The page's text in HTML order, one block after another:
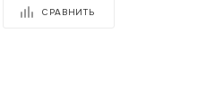
СРАВНИТЬ